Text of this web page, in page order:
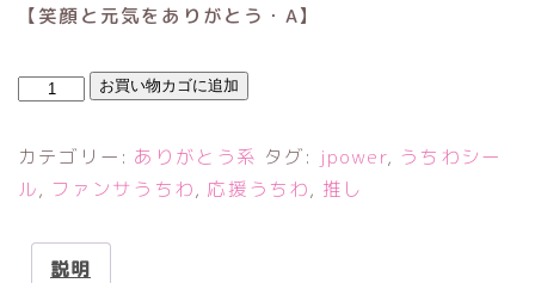
【笑顔と元気をありがとう・A】
笑
と
元
を
お買い物カゴに追加
カテゴリー: ありがとう系 タグ: jpower, うちわシー
ル, ファンサうちわ, 応援うちわ, 推し
説明